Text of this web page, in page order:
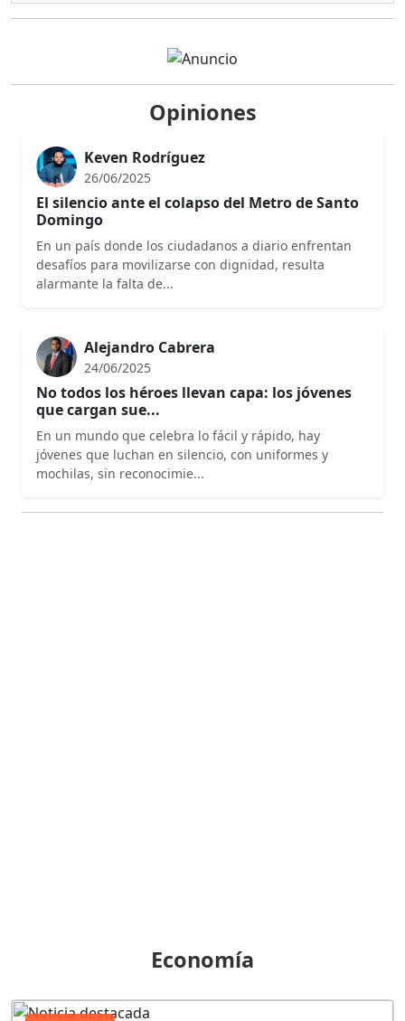
Opiniones
Keven Rodríguez
26/06/2025
El silencio ante el colapso del Metro de Santo
Domingo
En un país donde los ciudadanos a diario enfrentan
desafíos para movilizarse con dignidad, resulta
alarmante la falta de...
Alejandro Cabrera
24/06/2025
No todos los héroes llevan capa: los jóvenes
que cargan sue...
En un mundo que celebra lo fácil y rápido, hay
jóvenes que luchan en silencio, con uniformes y
mochilas, sin reconocimie...
Economía